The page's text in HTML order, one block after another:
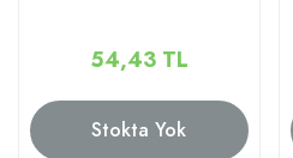
54,43 TL
Stokta Yok